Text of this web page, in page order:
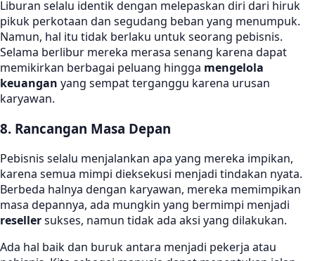
Liburan selalu identik dengan melepaskan diri dari hiruk
pikuk perkotaan dan segudang beban yang menumpuk.
Namun, hal itu tidak berlaku untuk seorang pebisnis.
Selama berlibur mereka merasa senang karena dapat
memikirkan berbagai peluang hingga mengelola
keuangan yang sempat terganggu karena urusan
karyawan.
8. Rancangan Masa Depan
Pebisnis selalu menjalankan apa yang mereka impikan,
karena semua mimpi dieksekusi menjadi tindakan nyata.
Berbeda halnya dengan karyawan, mereka memimpikan
masa depannya, ada mungkin yang bermimpi menjadi
resellersukses, namun tidak ada aksi yang dilakukan.
Ada hal baik dan buruk antara menjadi pekerja atau